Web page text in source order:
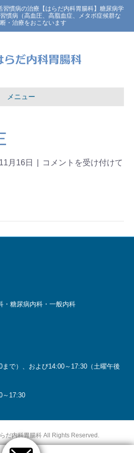
習慣病の治療【はらだ内科胃腸科】糖尿病学
慣病（高血圧、高脂血症、メタボ症候群な
・治療をおこないます
メニュー
月16日
コメントを受け付けて
・糖尿病内科・一般内科
で）、および14:00～17:30（土曜午後
～17:30
だ内科胃腸科 All Rights Reserved.